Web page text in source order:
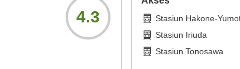
4.3 Stasiun Hakone-
Stasiun Iriuda
Stasiun Tonosawa